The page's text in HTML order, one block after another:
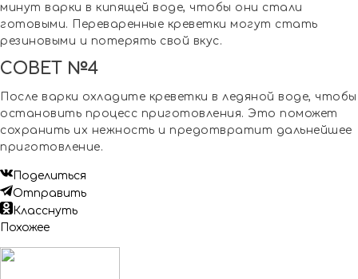
минут варки в кипящей воде, чтобы они стали
готовыми. Переваренные креветки могут стать
резиновыми и потерять свой вкус.
СОВЕТ №4
После варки охладите креветки в ледяной воде, чтобы
остановить процесс приготовления. Это поможет
сохранить их нежность и предотвратит дальнейшее
приготовление.
Поделиться
Отправить
Класснуть
Похожее